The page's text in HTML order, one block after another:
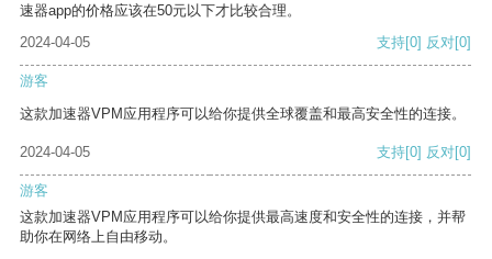
速器app的价格应该在50元以下才比较合理。
2024-04-05
支持[0] 反对[0]
游客
这款加速器VPM应用程序可以给你提供全球覆盖和最高安全性的连接。
2024-04-05 支持[0] 反对[0]
游客
这款加速器VPM应用程序可以给你提供最高速度和安全性的连接，并帮
助你在网络上自由移动。